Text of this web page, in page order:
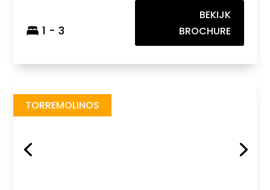
1 - 3
BEKIJK
BROCHURE
TORREMOLINOS